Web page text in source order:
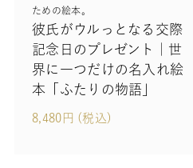
ための絵本。
彼氏がウルっとなる交際
記念日のプレゼント｜世
界に一つだけの名入れ絵
本「ふたりの物語」
8,480円 (税込)